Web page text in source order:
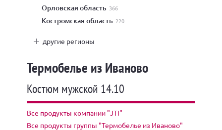
Орловская область 366
Костромская область 220
другие регионы
Термобелье из Иваново
Костюм мужской 14.10
Все продукты компании "JTI"
Все продукты группы "Термобелье из Иваново"